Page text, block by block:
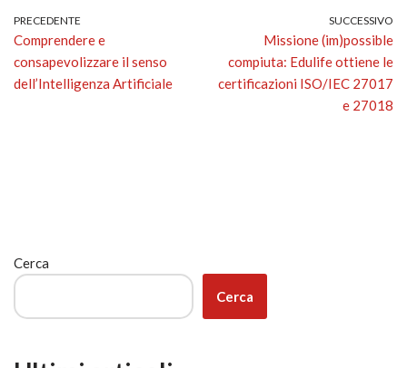
PRECEDENTE
Comprendere e
consapevolizzare il senso
dell’Intelligenza Artificiale
SUCCESSIVO
Missione (im)possible
compiuta: Edulife ottiene le
certificazioni ISO/IEC 27017
e 27018
Cerca
Cerca